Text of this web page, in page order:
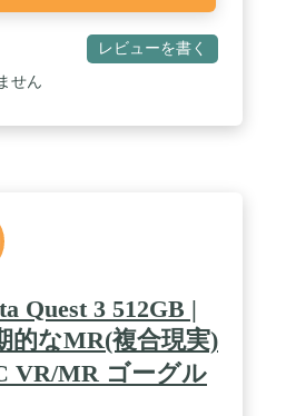
レビューを書く
せん
Quest 3 512GB |
的なMR(複合現実)
VR/MR ゴーグル